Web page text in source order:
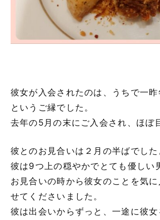
彼女が入会されたのは、うちで一
というご縁でした。
去年の5月の末にご入会され、ほぼ
彼とのお見合いは２月の半ばでした
彼は9つ上の穏やかでとても優しい
お見合いの時から彼女のことを気
せてくださいました。
彼は出会いからずっと、一途に彼